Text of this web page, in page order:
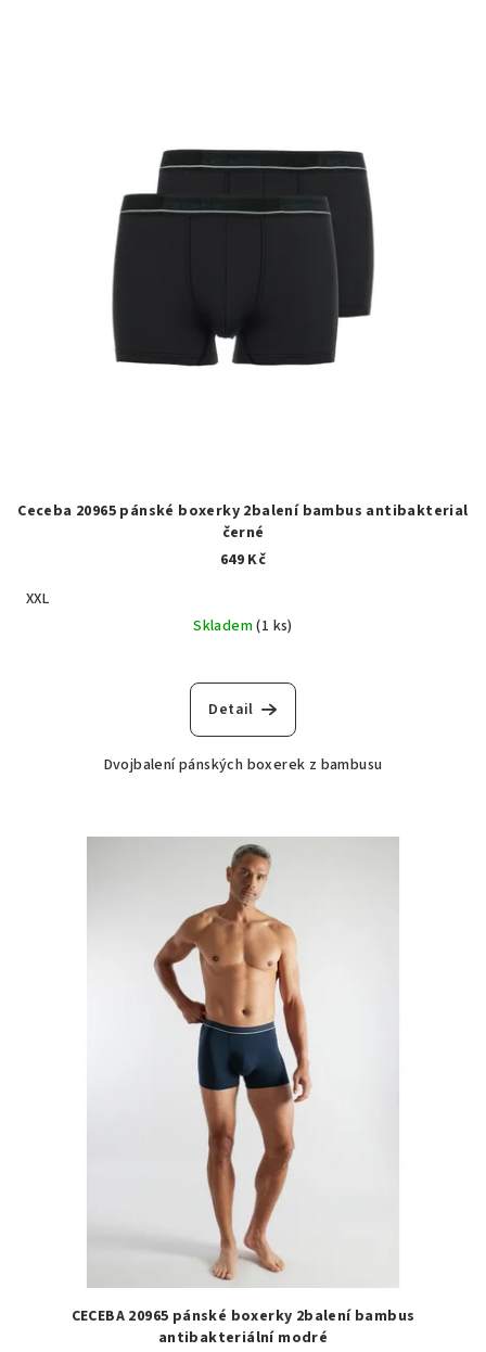
Ceceba 20965 pánské boxerky 2balení bambus antibakterial
černé
649 Kč
XXL
Skladem(1 ks)
Detail
Dvojbalení pánských boxerek z bambusu
CECEBA 20965 pánské boxerky 2balení bambus
antibakteriální modré